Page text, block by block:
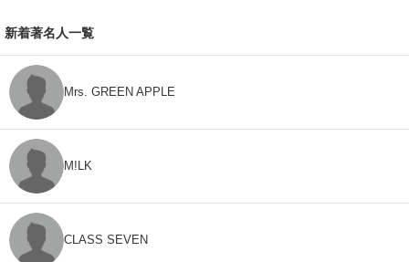
新着著名人一覧
Mrs. GREEN APPLE
M!LK
CLASS SEVEN